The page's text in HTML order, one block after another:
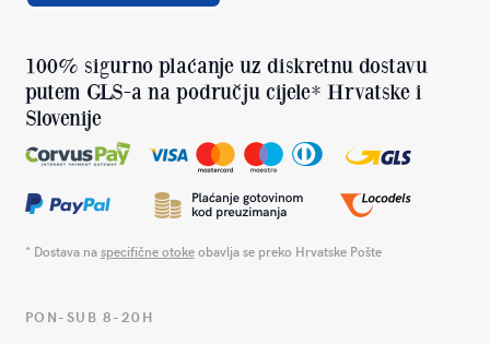
100% sigurno plaćanje uz diskretnu dostavu
putem GLS-a na području cijele* Hrvatske i
Slovenije
* Dostava naspecifične otokeobavlja se preko Hrvatske Pošte
PON-SUB 8-20H